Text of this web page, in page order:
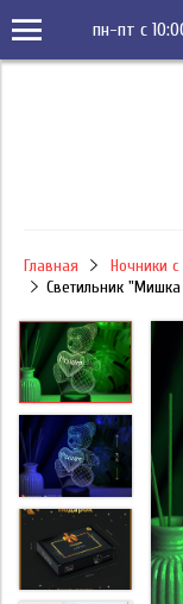
пн-пт с
Главная Ночники
Светильник